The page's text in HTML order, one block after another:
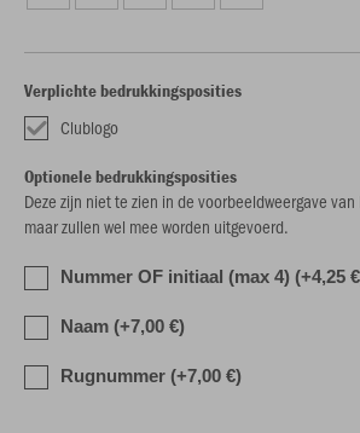
Verplichte bedrukkingsposities
Clublogo
Optionele bedrukkingsposities
Deze zijn niet te zien in de voorbeeldweergave
maar zullen wel mee worden uitgevoerd.
Nummer OF initiaal (max 4) (+4,25
Naam (+7,00 €)
Rugnummer (+7,00 €)